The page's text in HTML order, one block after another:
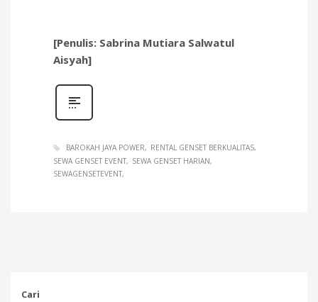
[Penulis: Sabrina Mutiara Salwatul
Aisyah]
BAROKAH JAYA POWER
RENTAL GENSET BERKUALITAS
SEWA GENSET EVENT
SEWA GENSET HARIAN
SEWAGENSETEVENT
Cari